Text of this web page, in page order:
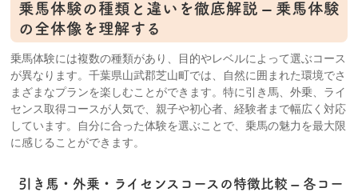
乗馬体験の種類と違いを徹底解説 – 乗馬体験
の全体像を理解する
乗馬体験には複数の種類があり、目的やレベルによって選ぶコース
が異なります。千葉県山武郡芝山町では、自然に囲まれた環境でさ
まざまなプランを楽しむことができます。特に引き馬、外乗、ライ
センス取得コースが人気で、親子や初心者、経験者まで幅広く対応
しています。自分に合った体験を選ぶことで、乗馬の魅力を最大限
に感じることができます。
引き馬・外乗・ライセンスコースの特徴比較 – 各コー